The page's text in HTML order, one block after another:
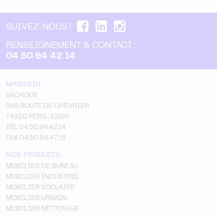
SUIVEZ-NOUS !
RENSEIGNEMENT & CONTACT :
04 50 94 42 14
MAGASIN
VACHOUX
346 ROUTE DE CHEVRIER
74930 PERS-JUSSY
TÉL 04.50.94.42.14
FAX 04.50.94.47.16
NOS PRODUITS
MOBILIER DE BUREAU
MOBILIER INDUSTRIE
MOBILIER SCOLAIRE
MOBILIER URBAIN
MOBILIER NETTOYAGE